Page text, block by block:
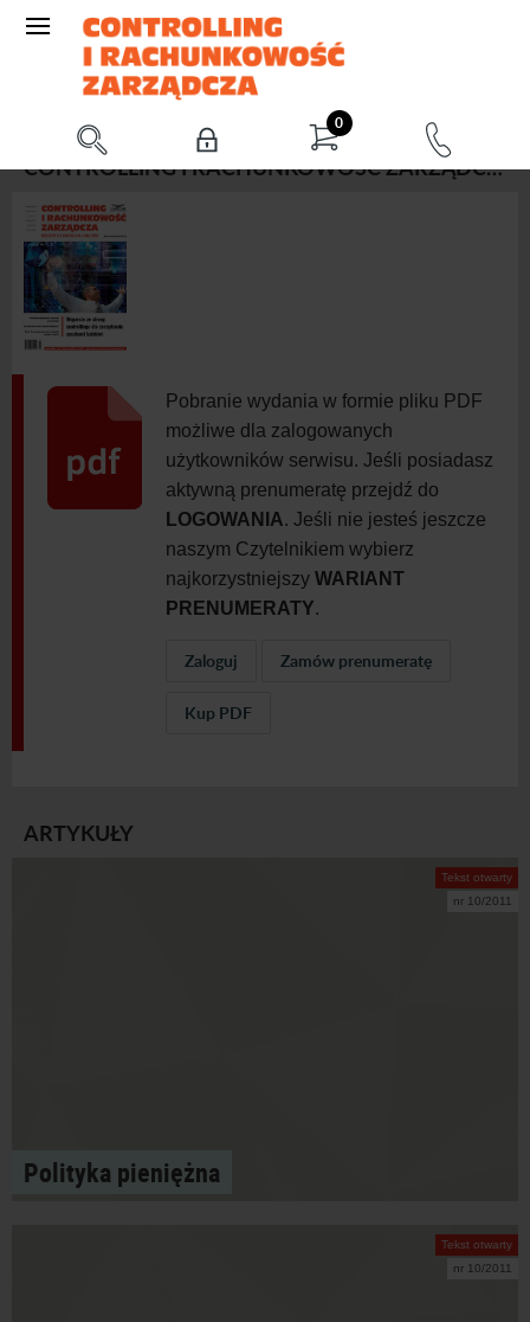
0
CONTROLLING I RACHUNKOWOŚĆ ZARZĄDCZA 10/2011 (PAŹDZIERNIK)
Pobranie wydania w formie pliku PDF
możliwe dla zalogowanych
użytkowników serwisu. Jeśli posiadasz
aktywną prenumeratę przejdź do
LOGOWANIA. Jeśli nie jesteś jeszcze
naszym Czytelnikiem wybierz
najkorzystniejszy WARIANT
PRENUMERATY.
Zaloguj Zamów prenumeratę
Kup PDF
ARTYKUŁY
Tekst otwarty
nr 10/2011
Polityka pieniężna
Tekst otwarty
nr 10/2011